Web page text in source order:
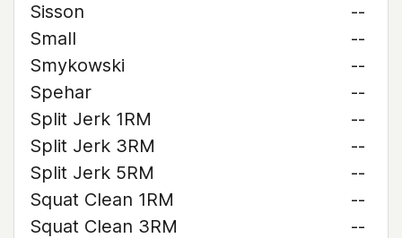
Sisson
--
Small
--
Smykowski
--
Spehar
--
Split Jerk 1RM
--
Split Jerk 3RM
--
Split Jerk 5RM
--
Squat Clean 1RM
--
Squat Clean 3RM
--